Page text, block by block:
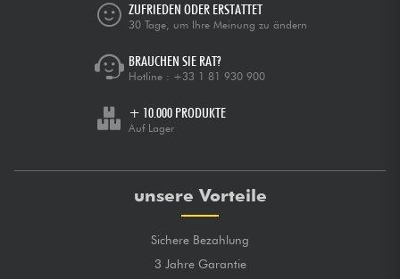
ZUFRIEDEN ODER ERSTATTET
30 Tage, um Ihre Meinung zu ändern
BRAUCHEN SIE RAT?
Hotline : +33 1 81 930 900
+ 10.000 PRODUKTE
Auf Lager
unsere Vorteile
Sichere Bezahlung
3 Jahre Garantie